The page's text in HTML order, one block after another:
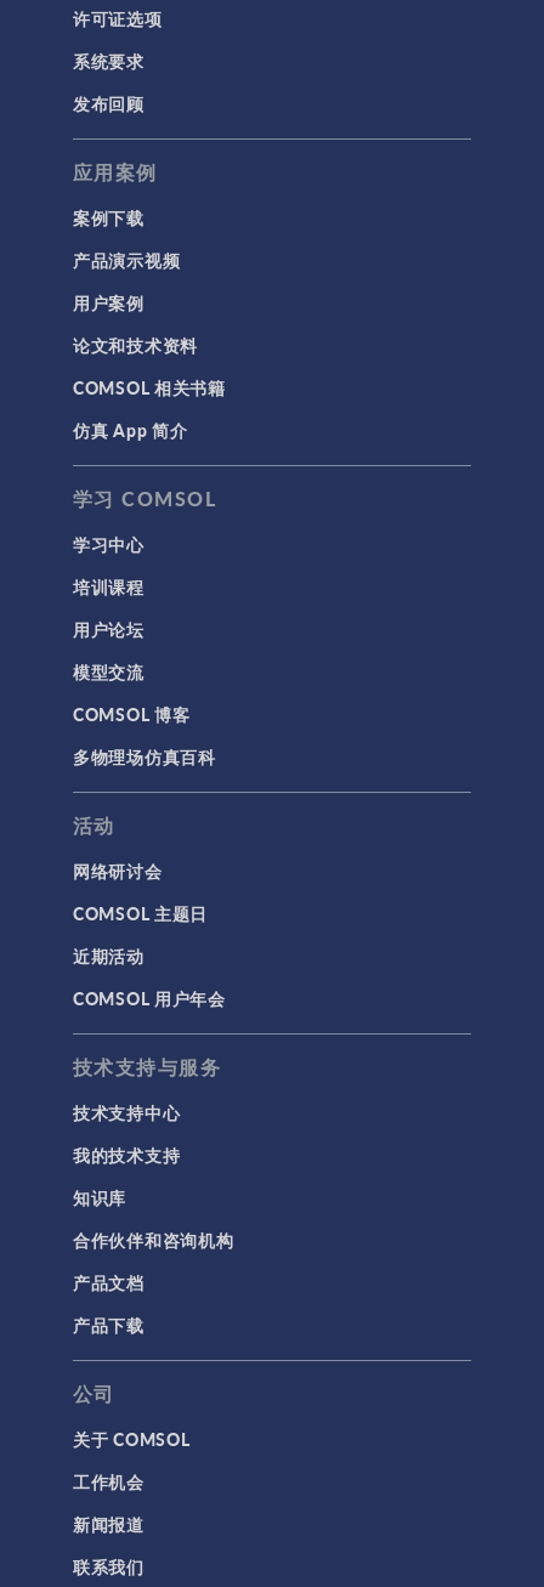
许可证选项
系统要求
发布回顾
应用案例
案例下载
产品演示视频
用户案例
论文和技术资料
COMSOL 相关书籍
仿真 App 简介
学习 COMSOL
学习中心
培训课程
用户论坛
模型交流
COMSOL 博客
多物理场仿真百科
活动
网络研讨会
COMSOL 主题日
近期活动
COMSOL 用户年会
技术支持与服务
技术支持中心
我的技术支持
知识库
合作伙伴和咨询机构
产品文档
产品下载
公司
关于 COMSOL
工作机会
新闻报道
联系我们